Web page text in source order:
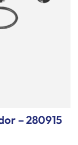
– 280915